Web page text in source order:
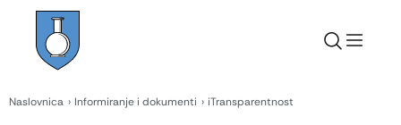
Naslovnica Informiranje i dokumenti iTransparentnost